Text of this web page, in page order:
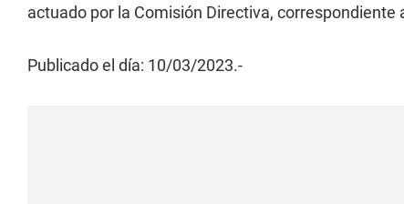
actuado por la Comisión Directiva, correspondiente
Publicado el día: 10/03/2023.-